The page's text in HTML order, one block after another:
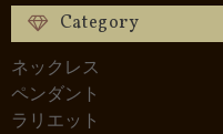
Category
ネックレス
ペンダント
ラリエット